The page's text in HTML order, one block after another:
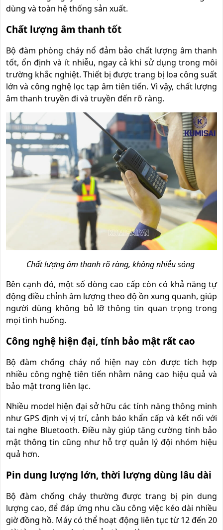
dùng và toàn hệ thống sản xuất.
Chất lượng âm thanh tốt
Bộ đàm phòng cháy nổ đảm bảo chất lượng âm thanh
tốt, ổn định và ít nhiễu, ngay cả khi sử dụng trong môi
trường khắc nghiệt. Thiết bị được trang bị loa công suất
lớn và công nghệ lọc tạp âm tiên tiến. Vì vậy, chất lượng
âm thanh truyền đi và truyền đến rõ ràng.
Chất lượng âm thanh rõ ràng, không nhiễu sóng
Bên cạnh đó, một số dòng cao cấp còn có khả năng tự
động điều chỉnh âm lượng theo độ ồn xung quanh, giúp
người dùng không bỏ lỡ thông tin quan trọng trong
mọi tình huống.
Công nghệ hiện đại, tính bảo mật rất cao
Bộ đàm chống cháy nổ hiện nay còn được tích hợp
nhiều công nghệ tiên tiến nhằm nâng cao hiệu quả và
bảo mật trong liên lạc.
Nhiều model hiện đại sở hữu các tính năng thông minh
như GPS định vị vị trí, cảnh báo khẩn cấp và kết nối với
tai nghe Bluetooth. Điều này giúp tăng cường tính bảo
mật thông tin cũng như hỗ trợ quản lý đội nhóm hiệu
quả hơn.
Pin dung lượng lớn, thời lượng dùng lâu dài
Bộ đàm chống cháy thường được trang bị pin dung
lượng cao, để đáp ứng nhu cầu công việc kéo dài nhiều
giờ đồng hồ. Máy có thể hoạt động liên tục từ 12 đến 20